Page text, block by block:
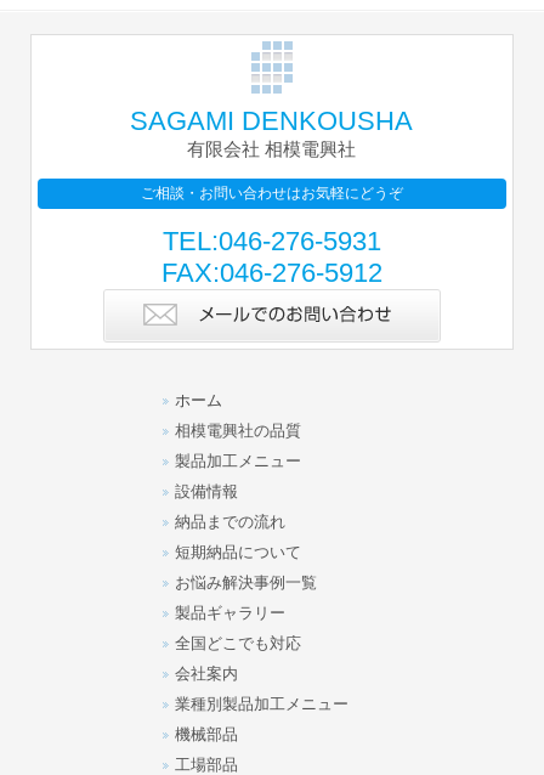
SAGAMI DENKOUSHA
有限会社 相模電興社
ご相談・お問い合わせはお気軽にどうぞ
TEL:046-276-5931
FAX:046-276-5912
ホーム
相模電興社の品質
製品加工メニュー
設備情報
納品までの流れ
短期納品について
お悩み解決事例一覧
製品ギャラリー
全国どこでも対応
会社案内
業種別製品加工メニュー
機械部品
工場部品